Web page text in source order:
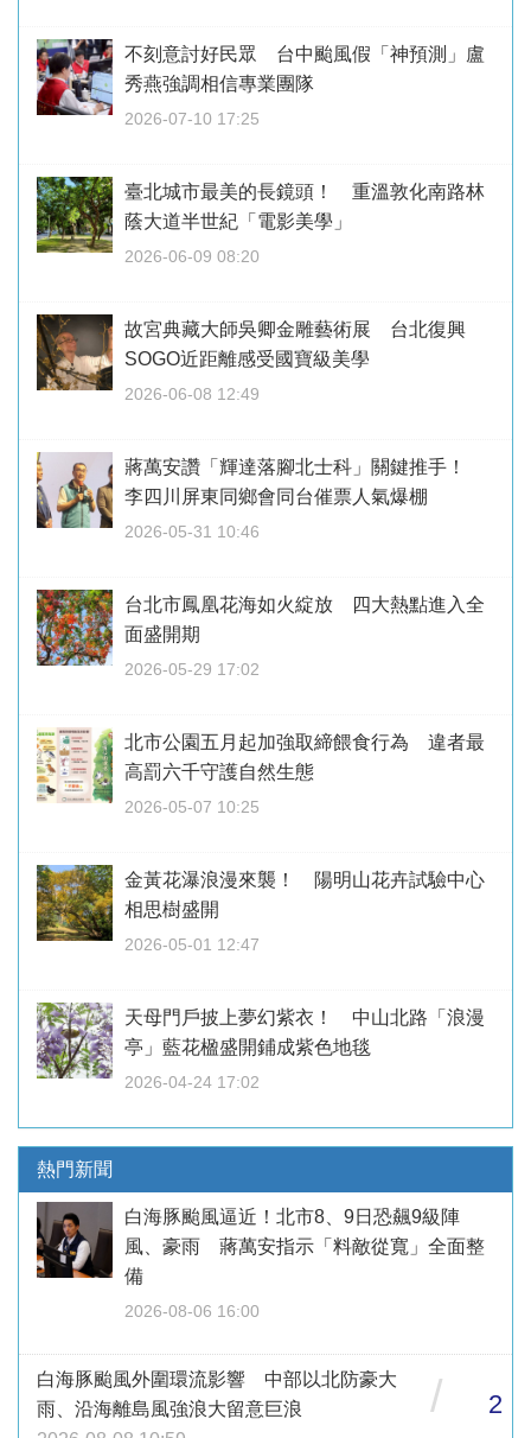
不刻意討好民眾 台中颱風假「神預測」盧
秀燕強調相信專業團隊
2026-07-10 17:25
臺北城市最美的長鏡頭！ 重溫敦化南路林
蔭大道半世紀「電影美學」
2026-06-09 08:20
故宮典藏大師吳卿金雕藝術展 台北復興
SOGO近距離感受國寶級美學
2026-06-08 12:49
蔣萬安讚「輝達落腳北士科」關鍵推手！
李四川屏東同鄉會同台催票人氣爆棚
2026-05-31 10:46
台北市鳳凰花海如火綻放 四大熱點進入全
面盛開期
2026-05-29 17:02
北市公園五月起加強取締餵食行為 違者最
高罰六千守護自然生態
2026-05-07 10:25
金黃花瀑浪漫來襲！ 陽明山花卉試驗中心
相思樹盛開
2026-05-01 12:47
天母門戶披上夢幻紫衣！ 中山北路「浪漫
亭」藍花楹盛開鋪成紫色地毯
2026-04-24 17:02
熱門新聞
白海豚颱風逼近！北市8、9日恐飆9級陣
風、豪雨 蔣萬安指示「料敵從寬」全面整
備
2026-08-06 16:00
白海豚颱風外圍環流影響 中部以北防豪大
雨、沿海離島風強浪大留意巨浪
/ 2